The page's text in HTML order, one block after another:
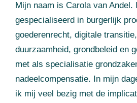
Mijn naam is Carola van Andel.
gespecialiseerd in burgerlijk
goederenrecht, digitale
duurzaamheid, grondbeleid en
met als specialisatie
nadeelcompensatie. In mijn
ik mij veel bezig met de